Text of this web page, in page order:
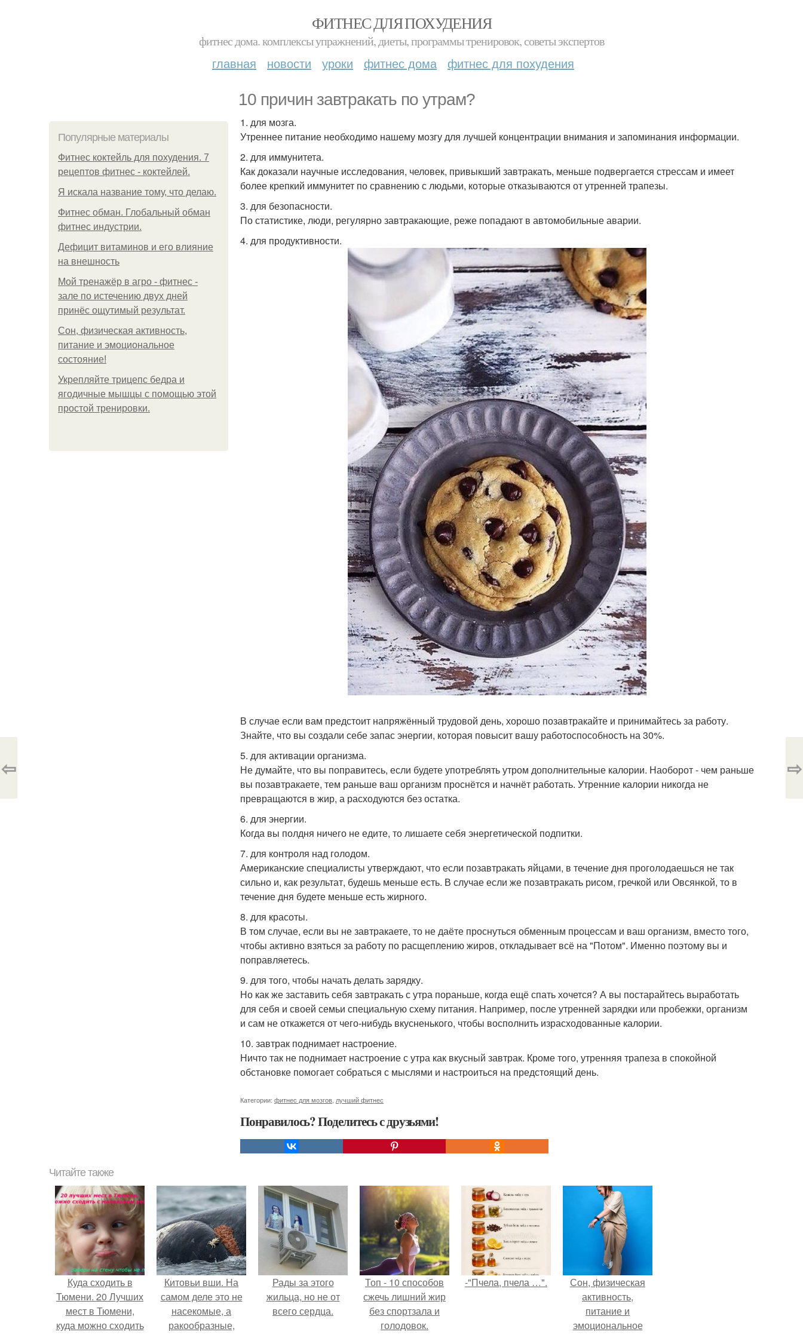
ФИТНЕС ДЛЯ ПОХУДЕНИЯ
фитнес дома. комплексы упражнений, диеты, программы тренировок, советы экспертов
главная новости уроки фитнес дома фитнес для похудения
10 причин завтракать по утрам?
Популярные материалы
Фитнес коктейль для похудения. 7
рецептов фитнес - коктейлей.
Я искала название тому, что делаю.
Фитнес обман. Глобальный обман
фитнес индустрии.
Дефицит витаминов и его влияние
на внешность
Мой тренажёр в агро - фитнес -
зале по истечению двух дней
принёс ощутимый результат.
Сон, физическая активность,
питание и эмоциональное
состояние!
Укрепляйте трицепс бедра и
ягодичные мышцы с помощью этой
простой тренировки.
1. для мозга.
Утреннее питание необходимо нашему мозгу для лучшей концентрации внимания и запоминания информации.
2. для иммунитета.
Как доказали научные исследования, человек, привыкший завтракать, меньше подвергается стрессам и имеет
более крепкий иммунитет по сравнению с людьми, которые отказываются от утренней трапезы.
3. для безопасности.
По статистике, люди, регулярно завтракающие, реже попадают в автомобильные аварии.
4. для продуктивности.
В случае если вам предстоит напряжённый трудовой день, хорошо позавтракайте и принимайтесь за работу.
Знайте, что вы создали себе запас энергии, которая повысит вашу работоспособность на 30%.
5. для активации организма.
Не думайте, что вы поправитесь, если будете употреблять утром дополнительные калории. Наоборот - чем раньше
вы позавтракаете, тем раньше ваш организм проснётся и начнёт работать. Утренние калории никогда не
превращаются в жир, а расходуются без остатка.
6. для энергии.
Когда вы полдня ничего не едите, то лишаете себя энергетической подпитки.
7. для контроля над голодом.
Американские специалисты утверждают, что если позавтракать яйцами, в течение дня проголодаешься не так
сильно и, как результат, будешь меньше есть. В случае если же позавтракать рисом, гречкой или Овсянкой, то в
течение дня будете меньше есть жирного.
8. для красоты.
В том случае, если вы не завтракаете, то не даёте проснуться обменным процессам и ваш организм, вместо того,
чтобы активно взяться за работу по расщеплению жиров, откладывает всё на "Потом". Именно поэтому вы и
поправляетесь.
9. для того, чтобы начать делать зарядку.
Но как же заставить себя завтракать с утра пораньше, когда ещё спать хочется? А вы постарайтесь выработать
для себя и своей семьи специальную схему питания. Например, после утренней зарядки или пробежки, организм
и сам не откажется от чего-нибудь вкусненького, чтобы восполнить израсходованные калории.
10. завтрак поднимает настроение.
Ничто так не поднимает настроение с утра как вкусный завтрак. Кроме того, утренняя трапеза в спокойной
обстановке помогает собраться с мыслями и настроиться на предстоящий день.
Категории: фитнес для мозгов лучший фитнес
Понравилось? Поделитесь с друзьями!
⇦ ⇨
Читайте также
Куда сходить в
Тюмени. 20 Лучших
мест в Тюмени,
куда можно сходить
Китовьи вши. На
самом деле это не
насекомые, а
ракообразные,
Рады за этого
жильца, но не от
всего сердца.
Топ - 10 способов
сжечь лишний жир
без спортзала и
голодовок.
-"Пчела, пчела …".
Сон, физическая
активность,
питание и
эмоциональное